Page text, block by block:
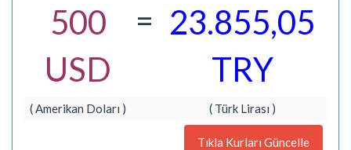
500
USD
= 23.855,05
TRY
( Amerikan Doları ) ( Türk Lirası )
Tıkla Kurları Güncelle